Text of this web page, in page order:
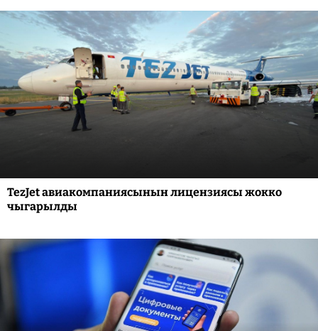
TezJet авиакомпаниясынын лицензиясы жокко
чыгарылды